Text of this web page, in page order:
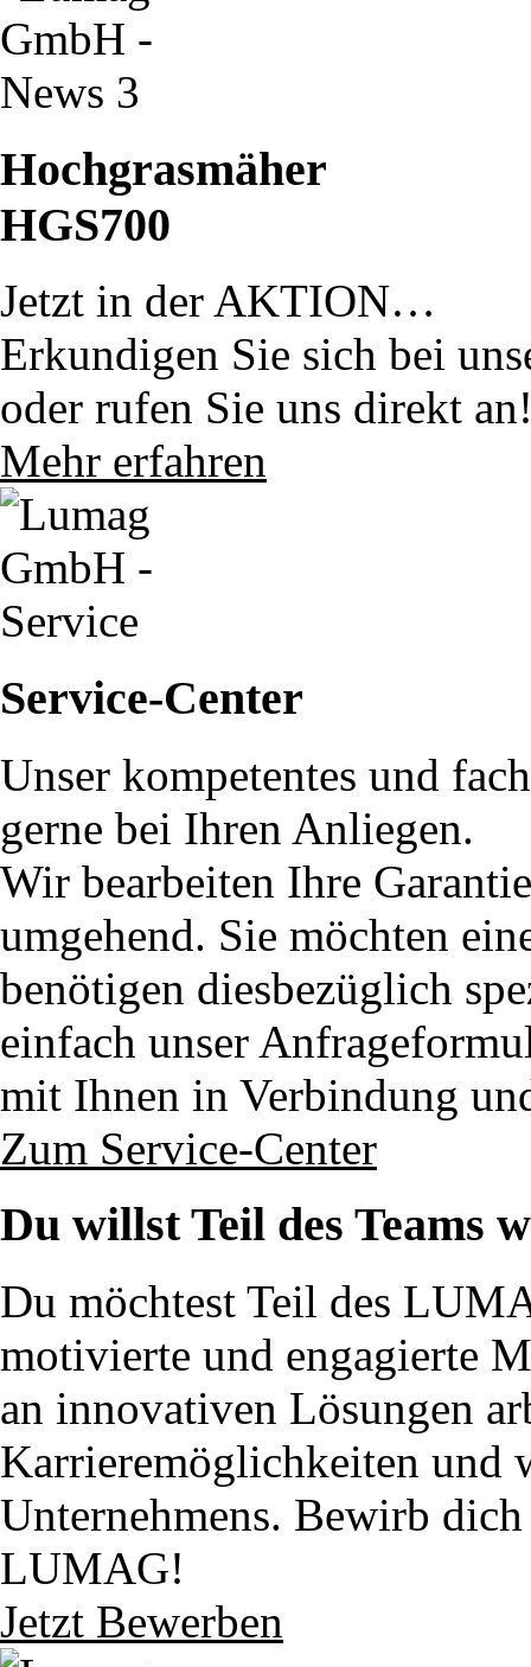
Hochgrasmäher
HGS700
Jetzt in der AKTION…
Erkundigen Sie sich bei
oder rufen Sie uns direkt
Mehr erfahren
Service-Center
Unser kompetentes und
gerne bei Ihren Anliegen.
Wir bearbeiten Ihre
umgehend. Sie möchten
benötigen diesbezüglich
einfach unser
mit Ihnen in Verbindung
Zum Service-Center
Du willst Teil des Teams
Du möchtest Teil des
motivierte und engagierte
an innovativen Lösungen
Karrieremöglichkeiten und
Unternehmens. Bewirb
LUMAG!
Jetzt Bewerben